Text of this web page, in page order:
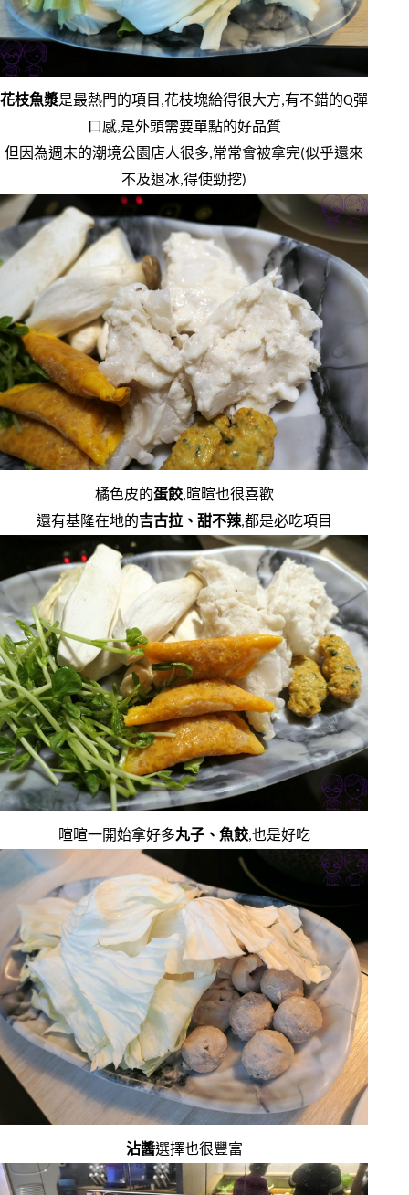
花枝魚漿是最熱門的項目,花枝塊給得很大方,有不錯的Q彈
口感,是外頭需要單點的好品質
但因為週末的潮境公園店人很多,常常會被拿完(似乎還來
不及退冰,得使勁挖)
橘色皮的蛋餃,暄暄也很喜歡
還有基隆在地的吉古拉、甜不辣,都是必吃項目
暄暄一開始拿好多丸子、魚餃,也是好吃
沾醬選擇也很豐富